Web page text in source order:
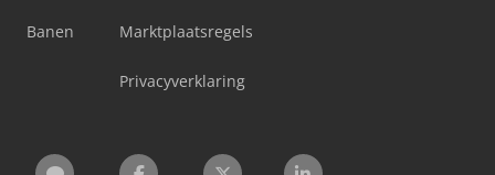
Banen Marktplaatsregels
Privacyverklaring